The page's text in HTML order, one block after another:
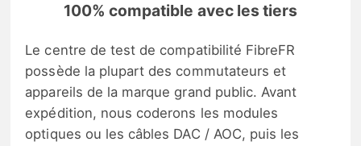
100% compatible avec les tiers
Le centre de test de compatibilité FibreFR
possède la plupart des commutateurs et
appareils de la marque grand public. Avant
expédition, nous coderons les modules
optiques ou les câbles DAC / AOC, puis les